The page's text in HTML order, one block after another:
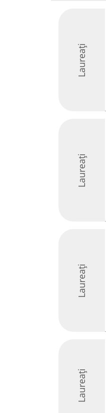
Laureați
Laureați
Laureați
Laureați